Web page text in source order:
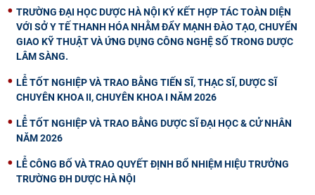
TRƯỜNG ĐẠI HỌC DƯỢC HÀ NỘI KÝ KẾT HỢP TÁC TOÀN DIỆN
VỚI SỞ Y TẾ THANH HÓA NHẰM ĐẨY MẠNH ĐÀO TẠO, CHUYỂN
GIAO KỸ THUẬT VÀ ỨNG DỤNG CÔNG NGHỆ SỐ TRONG DƯỢC
LÂM SÀNG.
LỄ TỐT NGHIỆP VÀ TRAO BẰNG TIẾN SĨ, THẠC SĨ, DƯỢC SĨ
CHUYÊN KHOA II, CHUYÊN KHOA I NĂM 2026
LỄ TỐT NGHIỆP VÀ TRAO BẰNG DƯỢC SĨ ĐẠI HỌC & CỬ NHÂN
NĂM 2026
LỄ CÔNG BỐ VÀ TRAO QUYẾT ĐỊNH BỔ NHIỆM HIỆU TRƯỞNG
TRƯỜNG ĐH DƯỢC HÀ NỘI